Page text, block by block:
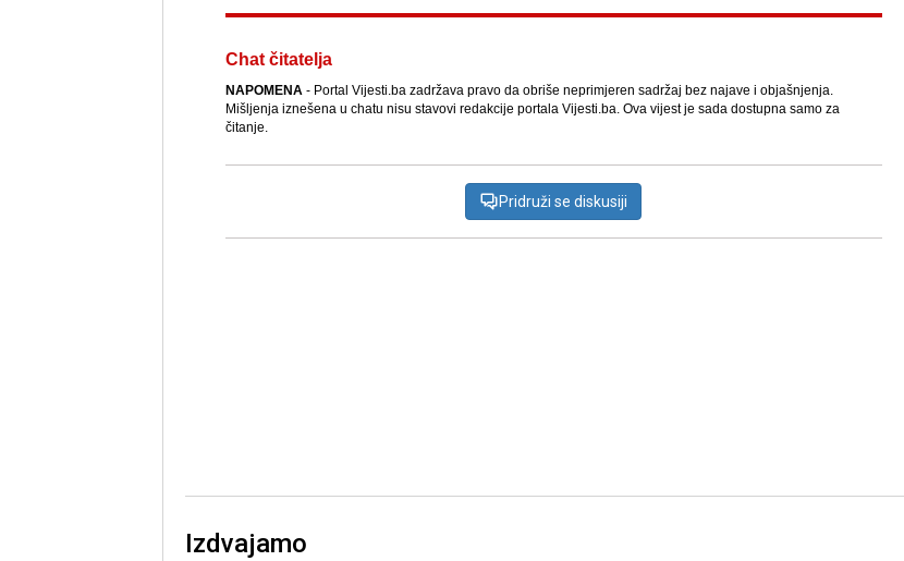
Chat čitatelja
NAPOMENA- Portal Vijesti.ba zadržava pravo da obriše neprimjeren sadržaj bez najave i objašnjenja.
Mišljenja iznešena u chatu nisu stavovi redakcije portala Vijesti.ba. Ova vijest je sada dostupna samo za
čitanje.
Pridruži se diskusiji
Izdvajamo